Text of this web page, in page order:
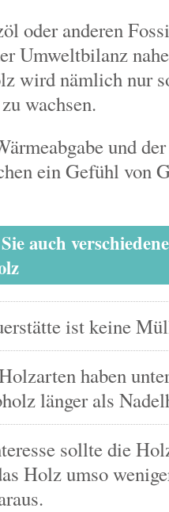
oder anderen
Umweltbilanz
wird nämlich nur
wachsen.
und
ein Gefühl von
auch
ist keine
haben
länger als
sollte die
Holz umso